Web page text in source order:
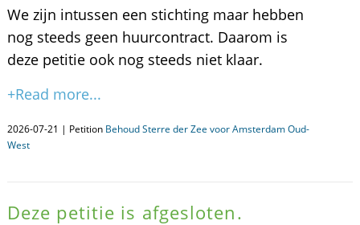
We zijn intussen een stichting maar hebben
nog steeds geen huurcontract. Daarom is
deze petitie ook nog steeds niet klaar.
+Read more...
2026-07-21 | Petition Behoud Sterre der Zee voor Amsterdam Oud-
West
Deze petitie is afgesloten.